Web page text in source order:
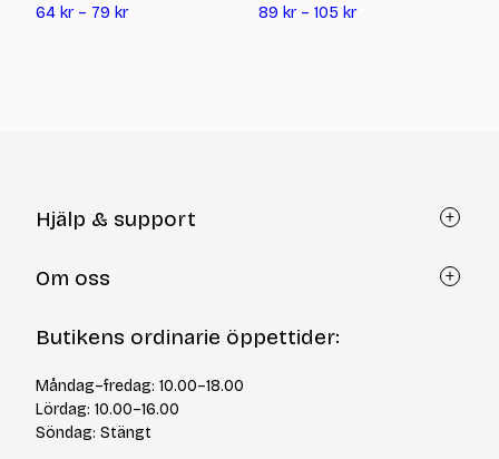
64 kr – 79 kr 89 kr – 105 kr
Hjälp & support
Återköp via formulär
Frågor och svar
Cookiepolicy
Integritetspolicy
Om oss
Om Yllotyll
Kurser & events
Tips & tekniker
Varumärken
Jobba hos oss
Butikens ordinarie öppettider:
Måndag–fredag: 10.00–18.00
Lördag: 10.00–16.00
Söndag: Stängt